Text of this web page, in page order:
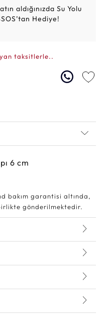
aldığınızda Su Yolu
Hediye!
taksitlerle..
6 cm
bakım garantisi altında,
gönderilmektedir.